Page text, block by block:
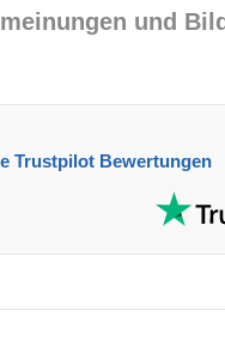
und
Trustpilot Bewertungen